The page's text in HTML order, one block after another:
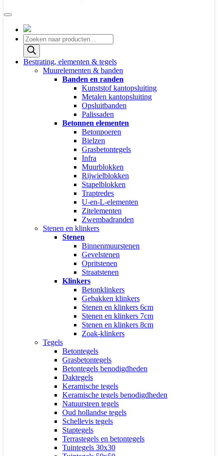
Producten
zoeken
Bestrating, elementen & tegels
Muurelementen & banden
Banden en randen
Kunststof kantopsluiting
Metalen kantopsluiting
Opsluitbanden
Palissaden
Betonnen elementen
Betonpoeren
Bielzen
Grasbetontegels
Infra
Muurblokken
Rijwielblokken
Stapelblokken
Traptredes
U-en-L-elementen
Zitelementen
Zwembadranden
Stenen en klinkers
Stenen
Binnenmuurstenen
Gevelstenen
Opritstenen
Straatstenen
Klinkers
Betonklinkers
Gebakken klinkers
Stenen en klinkers 6cm
Stenen en klinkers 7cm
Stenen en klinkers 8cm
Zoak-klinkers
Tegels
Betontegels
Grasbetontegels
Betontegels benodigdheden
Daktegels
Keramische tegels
Keramische tegels benodigdheden
Natuursteen tegels
Oud hollandse tegels
Schellevis tegels
Staptegels
Terrastegels en betontegels
Tuintegels 30x30